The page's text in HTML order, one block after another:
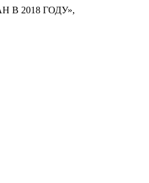
В 2018 ГОДУ»,